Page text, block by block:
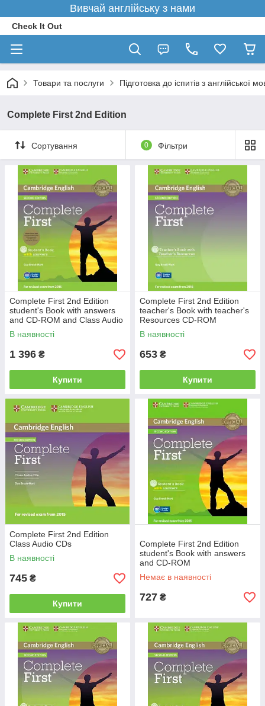
Вивчай англійську з нами
Check It Out
Товари та послуги Підготовка до іспитів з англійської
Complete First 2nd Edition
Сортування 0 Фільтри
Complete First 2nd Edition
student's Book with answers
and CD-ROM and Class Audio
CDs
В наявності
1 396 ₴
Купити
Complete First 2nd Edition
teacher's Book with teacher's
Resources CD-ROM
В наявності
653 ₴
Купити
Complete First 2nd Edition
Class Audio CDs
В наявності
745 ₴
Купити
Complete First 2nd Edition
student's Book with answers
and CD-ROM
Немає в наявності
727 ₴